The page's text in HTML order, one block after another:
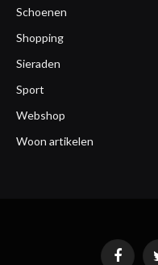
Schoenen
Shopping
Sieraden
Sport
Webshop
Woon artikelen